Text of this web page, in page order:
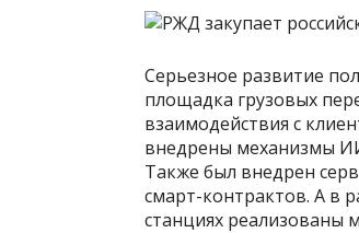
Серьезное развитие
площадка грузовых
взаимодействия с
внедрены механизмы
Также был внедрен
смарт-контрактов. А в
станциях реализованы